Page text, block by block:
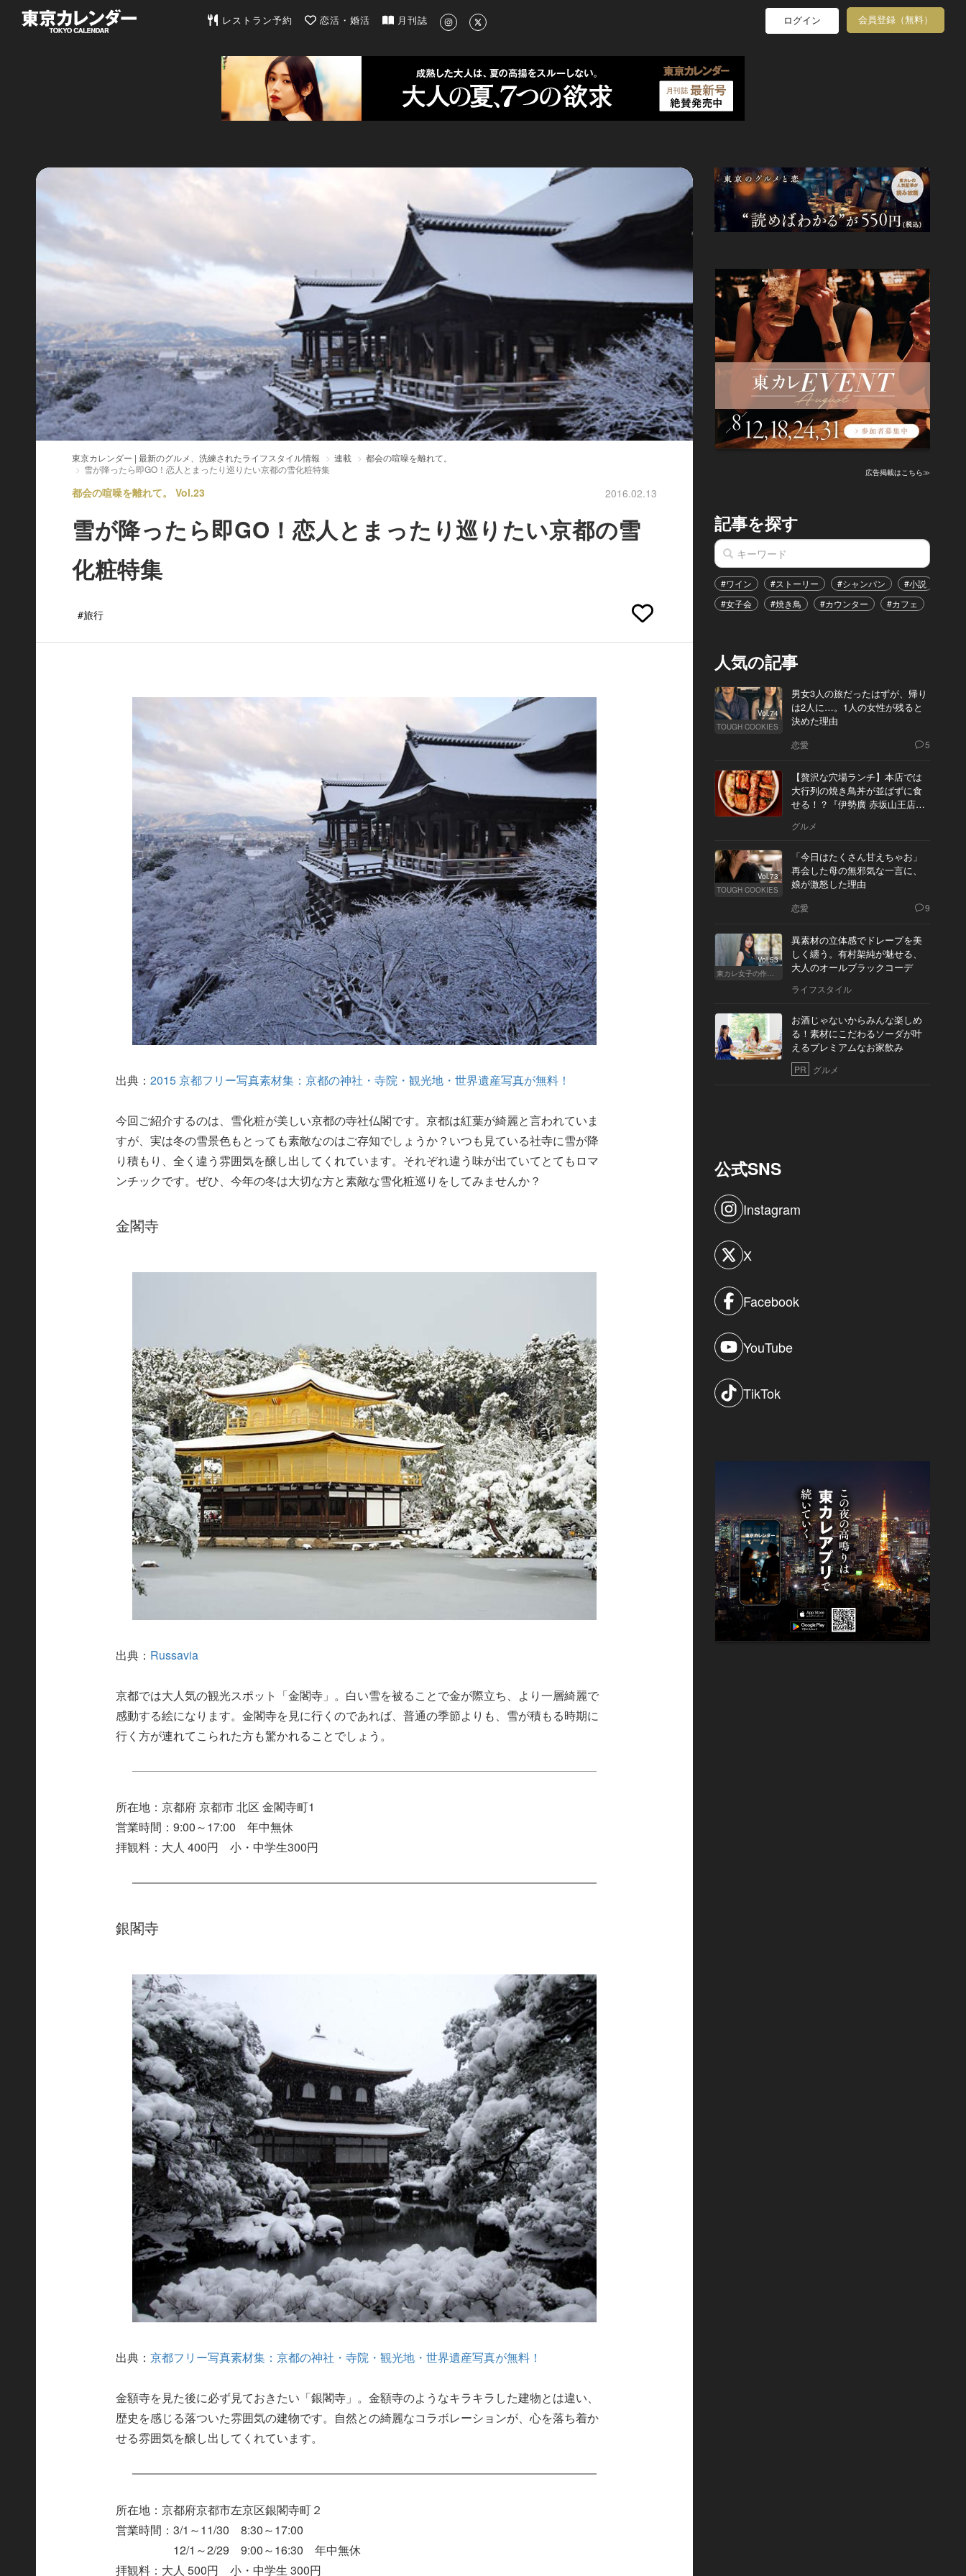
東京カレンダー | 最新のグルメ、洗練されたライフスタイル情報
レストラン予約 恋活・婚活 月刊誌 ログイン 会員登録（無料）
東京カレンダー | 最新のグルメ、洗練されたライフスタイル情報 連載
都会の喧噪を離れて。
雪が降ったら即GO！恋人とまったり巡りたい京都の雪化粧特集
都会の喧噪を離れて。 Vol.23 2016.02.13
雪が降ったら即GO！恋人とまったり巡りたい京都の雪
化粧特集
#旅行
出典：2015 京都フリー写真素材集：京都の神社・寺院・観光地・世界遺産写真が無料！
今回ご紹介するのは、雪化粧が美しい京都の寺社仏閣です。京都は紅葉が綺麗と言われていま
すが、実は冬の雪景色もとっても素敵なのはご存知でしょうか？いつも見ている社寺に雪が降
り積もり、全く違う雰囲気を醸し出してくれています。それぞれ違う味が出ていてとてもロマ
ンチックです。ぜひ、今年の冬は大切な方と素敵な雪化粧巡りをしてみませんか？
金閣寺
出典： Russavia
京都では大人気の観光スポット「金閣寺」。白い雪を被ることで金が際立ち、より一層綺麗で
感動する絵になります。金閣寺を見に行くのであれば、普通の季節よりも、雪が積もる時期に
行く方が連れてこられた方も驚かれることでしょう。
所在地：京都府 京都市 北区 金閣寺町1
営業時間：9:00～17:00 年中無休
拝観料：大人 400円 小・中学生300円
銀閣寺
出典：京都フリー写真素材集：京都の神社・寺院・観光地・世界遺産写真が無料！
金額寺を見た後に必ず見ておきたい「銀閣寺」。金額寺のようなキラキラした建物とは違い、
歴史を感じる落ついた雰囲気の建物です。自然との綺麗なコラボレーションが、心を落ち着か
せる雰囲気を醸し出してくれています。
所在地：京都府京都市左京区銀閣寺町２
営業時間：3/1～11/30 8:30～17:00
12/1～2/29 9:00～16:30 年中無休
拝観料：大人 500円 小・中学生 300円
広告掲載はこちら≫
記事を探す
#ワイン #ストーリー #シャンパン #小説
#女子会
#焼き鳥 #カウンター #カフェ
人気の記事
Vol.74
TOUGH COOKIES
男女3人の旅だったはずが、帰り
は2人に…。1人の女性が残ると
決めた理由
恋愛 5
【贅沢な穴場ランチ】本店では
大行列の焼き鳥丼が並ばずに食
せる！？『伊勢廣 赤坂山王店』
グルメ
Vol.73
TOUGH COOKIES
「今日はたくさん甘えちゃお」
再会した母の無邪気な一言に、
娘が激怒した理由
恋愛 9
Vol.53
東カレ女子の作り方
異素材の立体感でドレープを美
しく纏う。有村架純が魅せる、
大人のオールブラックコーデ
ライフスタイル
お酒じゃないからみんな楽しめ
る！素材にこだわるソーダが叶
えるプレミアムなお家飲み
PR グルメ
公式SNS
Instagram
X
Facebook
YouTube
TikTok